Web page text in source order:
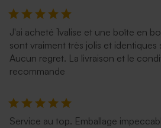
J'ai acheté 1valise et une boîte en
sont vraiment très jolis et identiques
Aucun regret. La livraison et le
recommande
Service au top. Emballage